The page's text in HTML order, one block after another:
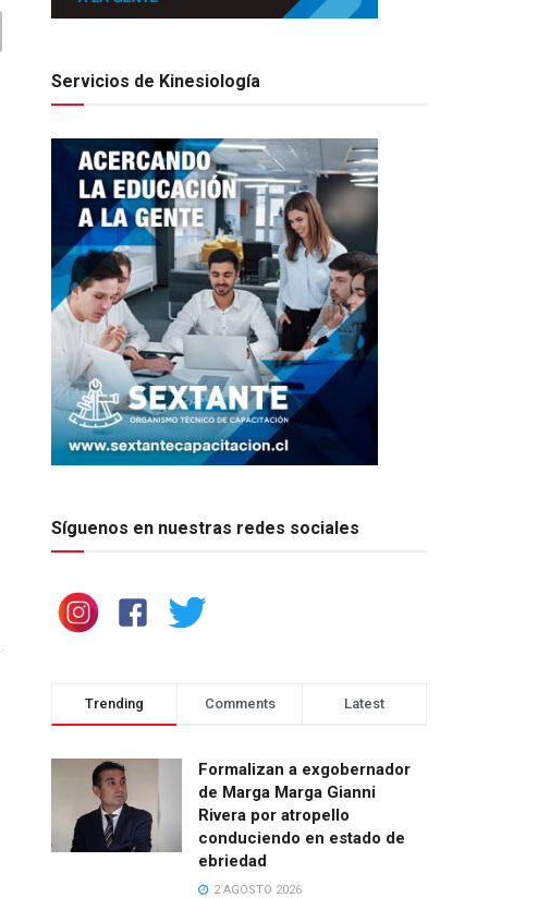
Servicios de Kinesiología
Síguenos en nuestras redes sociales
Trending Comments Latest
Formalizan a exgobernador
de Marga Marga Gianni
Rivera por atropello
conduciendo en estado de
ebriedad
2 AGOSTO 2026